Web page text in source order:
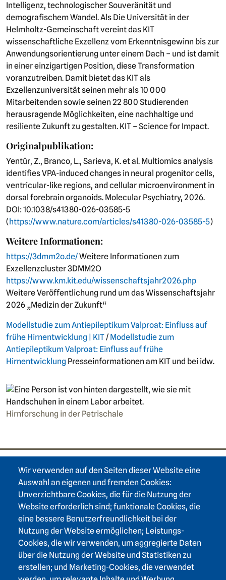
Wir verwenden auf den Seiten dieser Website eine
Auswahl an eigenen und fremden Cookies:
Unverzichtbare Cookies, die für die Nutzung der
Website erforderlich sind; funktionale Cookies, die
eine bessere Benutzerfreundlichkeit bei der
Nutzung der Website ermöglichen; Leistungs-
Cookies, die wir verwenden, um aggregierte Daten
über die Nutzung der Website und Statistiken zu
erstellen; und Marketing-Cookies, die verwendet
Intelligenz, technologischer Souveränität und
demografischem Wandel. Als Die Universität in der
Helmholtz-Gemeinschaft vereint das KIT
wissenschaftliche Exzellenz vom Erkenntnisgewinn bis zur
Anwendungsorientierung unter einem Dach – und ist damit
in einer einzigartigen Position, diese Transformation
voranzutreiben. Damit bietet das KIT als
Exzellenzuniversität seinen mehr als 10 000
Mitarbeitenden sowie seinen 22 800 Studierenden
herausragende Möglichkeiten, eine nachhaltige und
resiliente Zukunft zu gestalten. KIT – Science for Impact.
Originalpublikation:
Yentür, Z., Branco, L., Sarieva, K. et al. Multiomics analysis
identifies VPA-induced changes in neural progenitor cells,
ventricular-like regions, and cellular microenvironment in
dorsal forebrain organoids. Molecular Psychiatry, 2026.
DOI: 10.1038/s41380-026-03585-5
(https://www.nature.com/articles/s41380-026-03585-5)
Weitere Informationen:
https://3dmm2o.de/Weitere Informationen zum
Exzellenzcluster 3DMM2O
https://www.km.kit.edu/wissenschaftsjahr2026.php
Weitere Veröffentlichung rund um das Wissenschaftsjahr
2026 „Medizin der Zukunft“
Modellstudie zum Antiepileptikum Valproat: Einfluss auf
frühe Hirnentwicklung | KIT/ Modellstudie zum
Antiepileptikum Valproat: Einfluss auf frühe
Hirnentwicklung Presseinformationen am KIT und bei idw.
Hirnforschung in der Petrischale
Footer area one
Footer area three
Heidelberger Akademie der Wissenschaften
Karlstraße 4
69117 Heidelberg